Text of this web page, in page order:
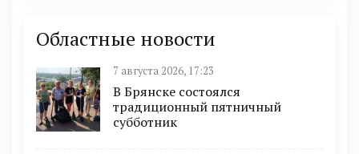
Областные новости
7 августа 2026, 17:23
В Брянске состоялся
традиционный пятничный
субботник